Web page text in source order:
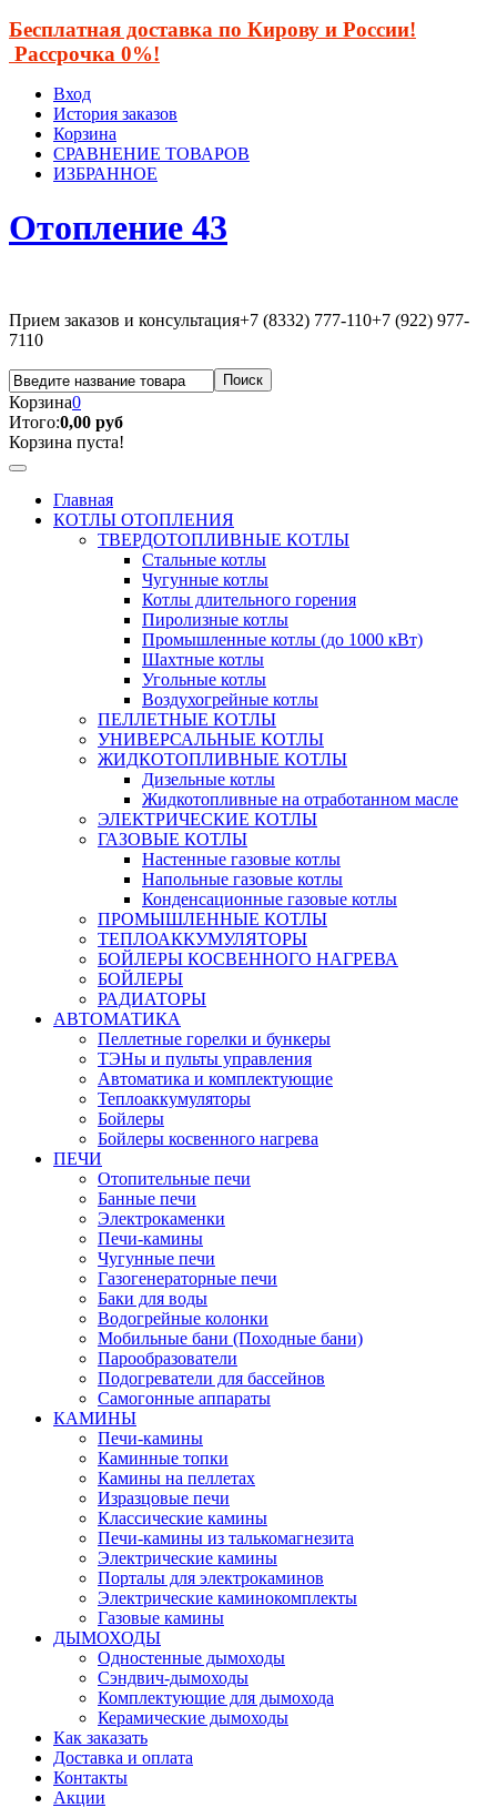
Бесплатная доставка по Кирову и России!
Рассрочка 0%!
Вход
История заказов
Корзина
СРАВНЕНИЕ ТОВАРОВ
ИЗБРАННОЕ
Отопление 43
Прием заказов и консультация+7 (8332) 777-110+7 (922) 977-
7110
Корзина0
Итого:0,00 руб
Корзина пуста!
Главная
КОТЛЫ ОТОПЛЕНИЯ
ТВЕРДОТОПЛИВНЫЕ КОТЛЫ
Стальные котлы
Чугунные котлы
Котлы длительного горения
Пиролизные котлы
Промышленные котлы (до 1000 кВт)
Шахтные котлы
Угольные котлы
Воздухогрейные котлы
ПЕЛЛЕТНЫЕ КОТЛЫ
УНИВЕРСАЛЬНЫЕ КОТЛЫ
ЖИДКОТОПЛИВНЫЕ КОТЛЫ
Дизельные котлы
Жидкотопливные на отработанном масле
ЭЛЕКТРИЧЕСКИЕ КОТЛЫ
ГАЗОВЫЕ КОТЛЫ
Настенные газовые котлы
Напольные газовые котлы
Конденсационные газовые котлы
ПРОМЫШЛЕННЫЕ КОТЛЫ
ТЕПЛОАККУМУЛЯТОРЫ
БОЙЛЕРЫ КОСВЕННОГО НАГРЕВА
БОЙЛЕРЫ
РАДИАТОРЫ
АВТОМАТИКА
Пеллетные горелки и бункеры
ТЭНы и пульты управления
Автоматика и комплектующие
Теплоаккумуляторы
Бойлеры
Бойлеры косвенного нагрева
ПЕЧИ
Отопительные печи
Банные печи
Электрокаменки
Печи-камины
Чугунные печи
Газогенераторные печи
Баки для воды
Водогрейные колонки
Мобильные бани (Походные бани)
Парообразователи
Подогреватели для бассейнов
Самогонные аппараты
КАМИНЫ
Печи-камины
Каминные топки
Камины на пеллетах
Изразцовые печи
Классические камины
Печи-камины из талькомагнезита
Электрические камины
Порталы для электрокаминов
Электрические каминокомплекты
Газовые камины
ДЫМОХОДЫ
Одностенные дымоходы
Сэндвич-дымоходы
Комплектующие для дымохода
Керамические дымоходы
Как заказать
Доставка и оплата
Контакты
Акции